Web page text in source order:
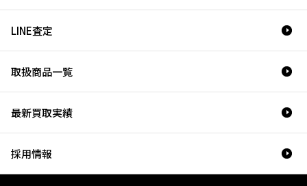
LINE査定
取扱商品一覧
最新買取実績
採用情報